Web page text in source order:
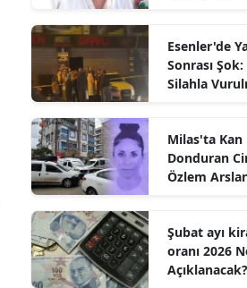
Esenler'de
Sonrası
Silahla
Milas'ta Kan
Donduran
Özlem
Şubat ayı
oranı 2026